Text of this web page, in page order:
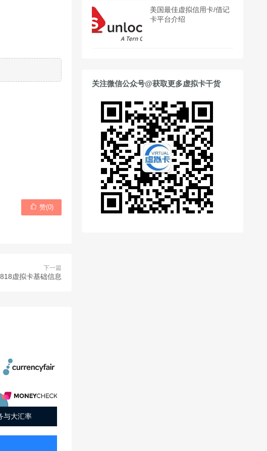
 赞(0)
下一篇
虚拟卡基础信息
与大汇率
美国最佳虚拟信用卡/借记
卡平台介绍
关注微信公众号@获取更多虚拟卡干货